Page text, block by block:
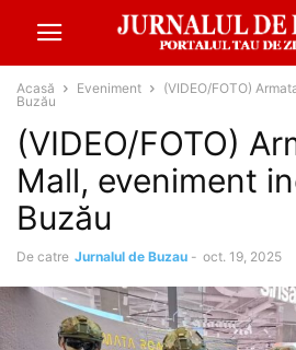
Acasă Eveniment
(VIDEO/FOTO)
Buzău
(VIDEO/FOTO)
Mall, eveniment
Buzău
De catre Jurnalul de Buzau - oct. 19, 2025